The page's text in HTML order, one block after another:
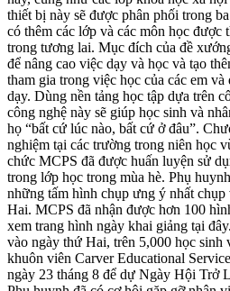
thiết bị này sẽ được phân phối trong
có thêm các lớp và các môn học được
trong tương lai. Mục đích của đề
để nâng cao việc dạy và học và tạo
tham gia trong việc học của các em
dạy. Dùng nền tảng học tập dựa trên
công nghệ này sẽ giúp học sinh và
họ “bất cứ lúc nào, bất cứ ở đâu”.
nghiệm tại các trường trong niên học
chức MCPS đã được huấn luyện sử
trong lớp học trong mùa hè. Phụ
những tấm hình chụp ưng ý nhất
Hai. MCPS đã nhận được hơn 100
xem trang hình ngày khai giảng tại
vào ngày thứ Hai, trên 5,000 học sinh
khuôn viên Carver Educational
ngày 23 tháng 8 để dự Ngày Hội Trở